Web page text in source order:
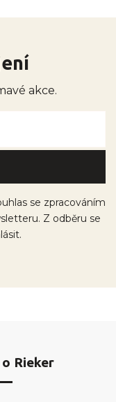
akce.
se zpracováním
Z odběru se
Rieker